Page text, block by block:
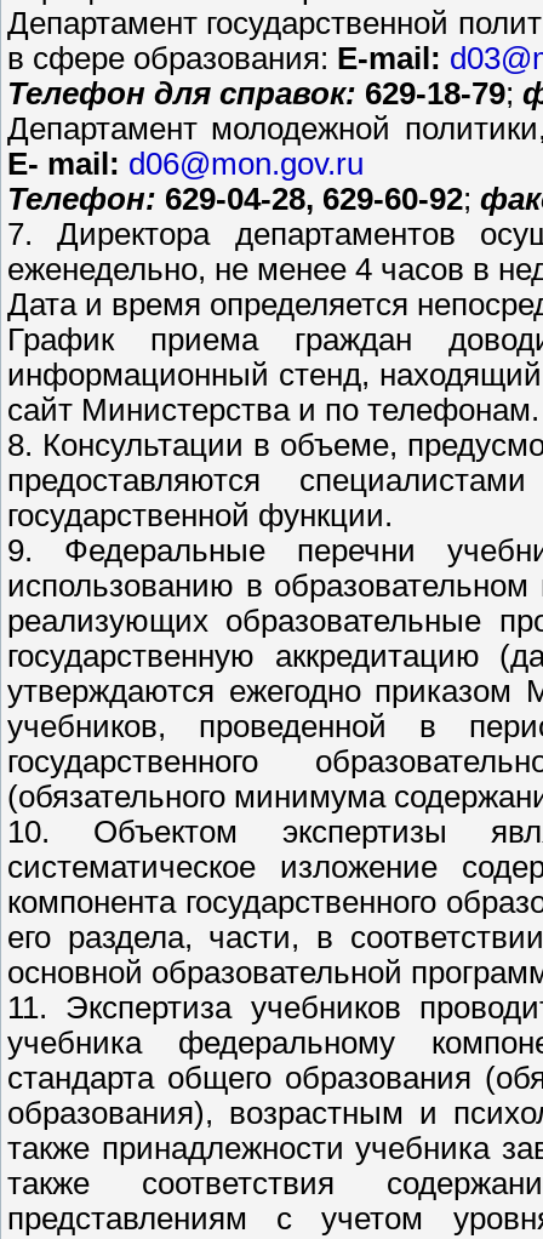
Департамент государственной
в сфере образования: E-mail:
Телефон для справок: 629-18-79;
Департамент молодежной
E- mail: d06@mon.gov.ru
Телефон: 629-04-28, 629-60-92;
7. Директора департаментов
еженедельно, не менее 4 часов в
Дата и время определяется
График приема граждан
информационный стенд,
сайт Министерства и по телефонам.
8. Консультации в объеме,
предоставляются
государственной функции.
9. Федеральные перечни
использованию в
реализующих образовательные
государственную аккредитацию
утверждаются ежегодно приказом
учебников, проведенной в
государственного
(обязательного минимума
10. Объектом экспертизы
систематическое изложение
компонента государственного
его раздела, части, в
основной образовательной
11. Экспертиза учебников
учебника федеральному
стандарта общего образования
образования), возрастным и
также принадлежности учебника
также соответствия
представлениям с учетом